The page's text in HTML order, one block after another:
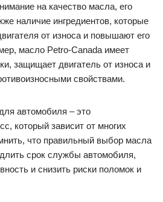
на качество масла, его
наличие ингредиентов, которые
от износа и повышают его
масло Petro-Canada имеет
защищает двигатель от износа и
свойствами.
автомобиля – это
который зависит от многих
что правильный выбор масла
срок службы автомобиля,
и снизить риски поломок и